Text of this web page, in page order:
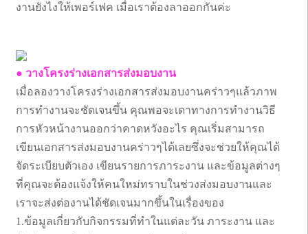
งานยังไงให้เพอร์เฟค เมื่อเราต้องลาออกกันค่ะ
● วางโครงร่างเอกสารส่งมอบงาน
เมื่อลองวางโครงร่างเอกสารส่งมอบงานคร่าวๆแล้วภาพ
การทำงานจะชัดเจนขึ้น คุณพอจะเดาทางการทำงานวิธี
การหัวหน้างานออกว่าคาดหวังอะไร คุณเริ่มสามารถ
เขียนเอกสารส่งมอบงานคร่าวๆได้เลยซึ่งจะช่วยให้คุณได้
จัดระเบียบตัวเอง เขียนรายการภาระงาน และข้อมูลต่างๆ
ที่คุณจะต้องแจ้งให้คนใหม่ทราบในช่วงส่งมอบงานและ
เราจะส่งต่องานได้ชัดเจนมากขึ้นในเรื่องของ
1.ข้อมูลเกี่ยวกับกิจกรรมที่ทำในแต่ละวัน ภาระงาน และ